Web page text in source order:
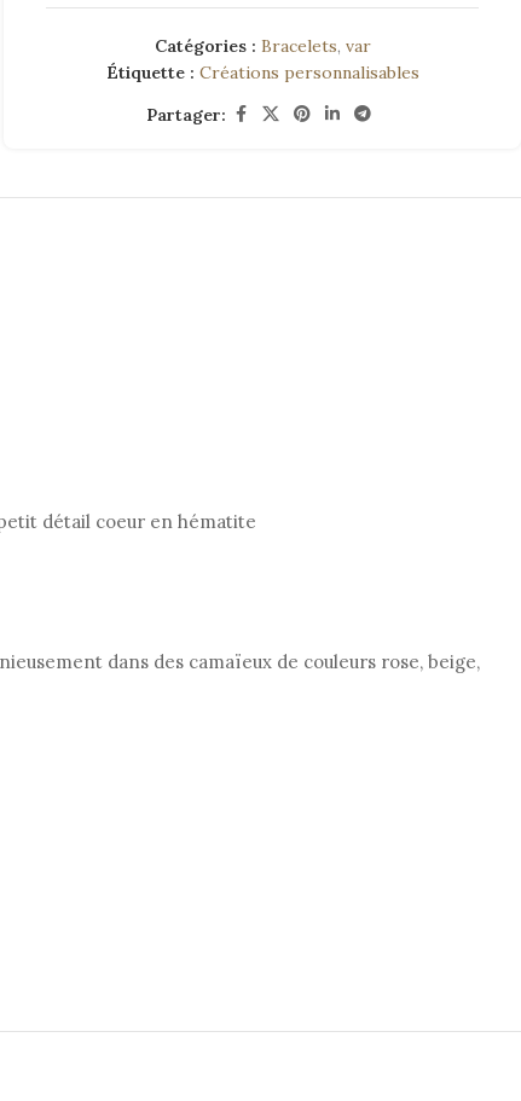
Catégories : Bracelets, var
Étiquette : Créations personnalisables
Partager:
détail coeur en hématite
dans des camaïeux de couleurs rose, beige,